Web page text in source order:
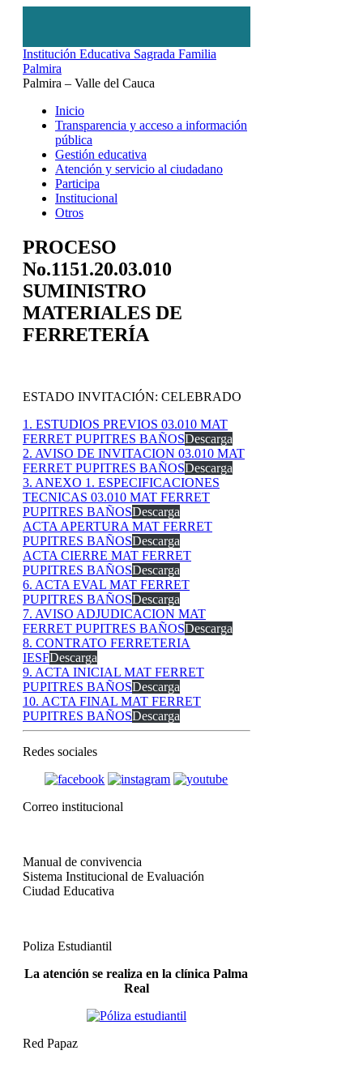
Institución Educativa Sagrada Familia
Palmira
Palmira – Valle del Cauca
Inicio
Transparencia y acceso a información
pública
Gestión educativa
Atención y servicio al ciudadano
Participa
Institucional
Otros
PROCESO
No.1151.20.03.010
SUMINISTRO
MATERIALES DE
FERRETERÍA
ESTADO INVITACIÓN: CELEBRADO
1. ESTUDIOS PREVIOS 03.010 MAT
FERRET PUPITRES BAÑOSDescarga
2. AVISO DE INVITACION 03.010 MAT
FERRET PUPITRES BAÑOSDescarga
3. ANEXO 1. ESPECIFICACIONES
TECNICAS 03.010 MAT FERRET
PUPITRES BAÑOSDescarga
ACTA APERTURA MAT FERRET
PUPITRES BAÑOSDescarga
ACTA CIERRE MAT FERRET
PUPITRES BAÑOSDescarga
6. ACTA EVAL MAT FERRET
PUPITRES BAÑOSDescarga
7. AVISO ADJUDICACION MAT
FERRET PUPITRES BAÑOSDescarga
8. CONTRATO FERRETERIA
IESFDescarga
9. ACTA INICIAL MAT FERRET
PUPITRES BAÑOSDescarga
10. ACTA FINAL MAT FERRET
PUPITRES BAÑOSDescarga
Redes sociales
Correo institucional
Manual de convivencia
Sistema Institucional de Evaluación
Ciudad Educativa
Poliza Estudiantil
La atención se realiza en la clínica Palma
Real
Red Papaz